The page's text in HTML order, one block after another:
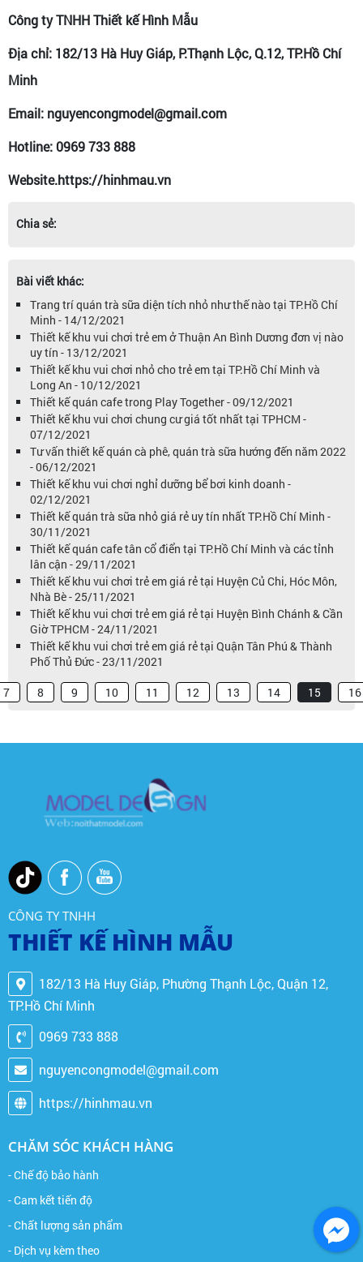
Công ty TNHH Thiết kế Hình Mẫu
Địa chỉ: 182/13 Hà Huy Giáp, P.Thạnh Lộc, Q.12, TP.Hồ Chí
Minh
Email: nguyencongmodel@gmail.com
Hotline: 0969 733 888
Website.https://hinhmau.vn
Chia sẻ:
Bài viết khác:
Trang trí quán trà sữa diện tích nhỏ như thế nào tại TP.Hồ Chí
Minh - 14/12/2021
Thiết kế khu vui chơi trẻ em ở Thuận An Bình Dương đơn vị nào
uy tín - 13/12/2021
Thiết kế khu vui chơi nhỏ cho trẻ em tại TP.Hồ Chí Minh và
Long An - 10/12/2021
Thiết kế quán cafe trong Play Together - 09/12/2021
Thiết kế khu vui chơi chung cư giá tốt nhất tại TPHCM -
07/12/2021
Tư vấn thiết kế quán cà phê, quán trà sữa hướng đến năm 2022
- 06/12/2021
Thiết kế khu vui chơi nghỉ dưỡng bể bơi kinh doanh -
02/12/2021
Thiết kế quán trà sữa nhỏ giá rẻ uy tín nhất TP.Hồ Chí Minh -
30/11/2021
Thiết kế quán cafe tân cổ điển tại TP.Hồ Chí Minh và các tỉnh
lân cận - 29/11/2021
Thiết kế khu vui chơi trẻ em giá rẻ tại Huyện Củ Chi, Hóc Môn,
Nhà Bè - 25/11/2021
Thiết kế khu vui chơi trẻ em giá rẻ tại Huyện Bình Chánh & Cần
Giờ TPHCM - 24/11/2021
Thiết kế khu vui chơi trẻ em giá rẻ tại Quận Tân Phú & Thành
Phố Thủ Đức - 23/11/2021
7 8 9 10 11 12 13 14 15 16
CÔNG TY TNHH
THIẾT KẾ HÌNH MẪU
182/13 Hà Huy Giáp, Phường Thạnh Lộc, Quận 12,
TP.Hồ Chí Minh
0969 733 888
nguyencongmodel@gmail.com
https://hinhmau.vn
CHĂM SÓC KHÁCH HÀNG
- Chế độ bảo hành
- Cam kết tiến độ
- Chất lượng sản phẩm
- Dịch vụ kèm theo